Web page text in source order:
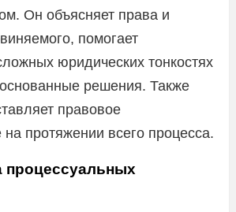
Он объясняет права и
помогает
юридических тонкостях
решения. Также
правовое
протяжении всего процесса.
процессуальных